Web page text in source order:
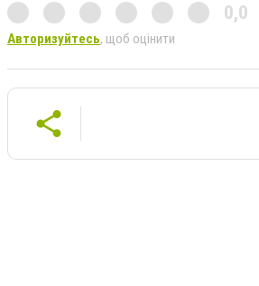
0,0
Авторизуйтесь, щоб оцінити